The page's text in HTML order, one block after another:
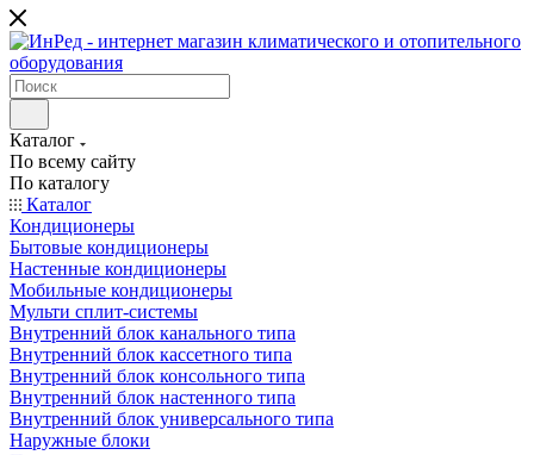
Каталог
По всему сайту
По каталогу
Каталог
Кондиционеры
Бытовые кондиционеры
Настенные кондиционеры
Мобильные кондиционеры
Мульти сплит-системы
Внутренний блок канального типа
Внутренний блок кассетного типа
Внутренний блок консольного типа
Внутренний блок настенного типа
Внутренний блок универсального типа
Наружные блоки